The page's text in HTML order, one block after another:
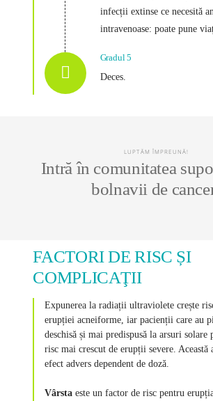
infecții extinse ce necesită
intravenoase: poate pune
Gradul 5
Deces.
LUPTĂM ÎMPREUNĂ!
Intră în comunitatea
bolnavii de
FACTORI DE RISC ȘI
COMPLICAŢII
Expunerea la radiații ultraviolete crește
erupției acneiforme, iar pacienții care au
deschisă și mai predispusă la arsuri solare
risc mai crescut de erupții severe. Această
efect advers dependent de doză.
Vârstaeste un factor de risc pentru